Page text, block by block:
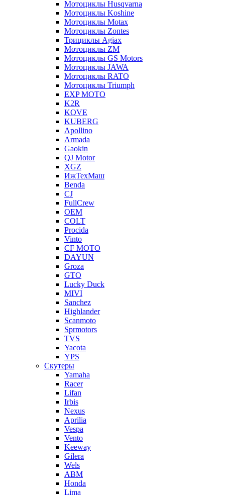
Мотоциклы Husqvarna
Мотоциклы Koshine
Мотоциклы Motax
Мотоциклы Zontes
Трициклы Agiax
Мотоциклы ZM
Мотоциклы GS Motors
Мотоциклы JAWA
Мотоциклы RATO
Мотоциклы Triumph
EXP MOTO
K2R
KOVE
KUBERG
Apollino
Armada
Gaokin
QJ Motor
XGZ
ИжТехМаш
Benda
CJ
FullCrew
OEM
COLT
Procida
Vinto
CF MOTO
DAYUN
Groza
GTO
Lucky Duck
MIVI
Sanchez
Highlander
Scanmoto
Sprmotors
TVS
Yacota
YPS
Скутеры
Yamaha
Racer
Lifan
Irbis
Nexus
Aprilia
Vespa
Vento
Keeway
Gilera
Wels
ABM
Honda
Lima